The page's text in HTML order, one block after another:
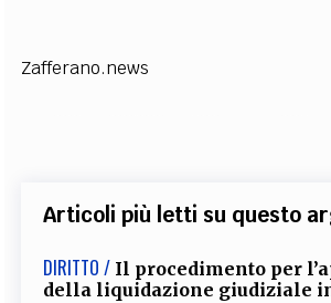
Zafferano.news
Articoli più letti su questo
DIRITTO / Il procedimento per
della liquidazione giudiziale